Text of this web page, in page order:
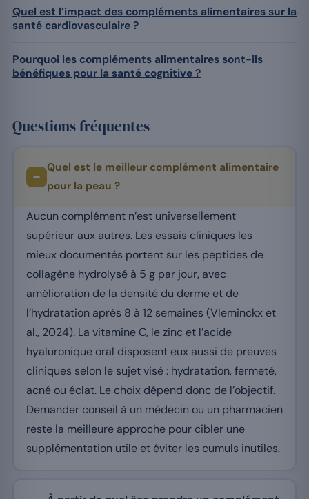
Quel est l’impact des compléments alimentaires sur la
santé cardiovasculaire ?
Pourquoi les compléments alimentaires sont-ils
bénéfiques pour la santé cognitive ?
Questions fréquentes
Quel est le meilleur complément alimentaire
pour la peau ?
Aucun complément n’est universellement
supérieur aux autres. Les essais cliniques les
mieux documentés portent sur les peptides de
collagène hydrolysé à 5 g par jour, avec
amélioration de la densité du derme et de
l’hydratation après 8 à 12 semaines (Vleminckx et
al., 2024). La vitamine C, le zinc et l’acide
hyaluronique oral disposent eux aussi de preuves
cliniques selon le sujet visé : hydratation, fermeté,
acné ou éclat. Le choix dépend donc de l’objectif.
Demander conseil à un médecin ou un pharmacien
reste la meilleure approche pour cibler une
supplémentation utile et éviter les cumuls inutiles.